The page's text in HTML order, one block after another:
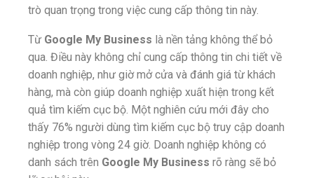
trò quan trọng trong việc cung cấp thông tin này.
Từ Google My Business là nền tảng không thể bỏ
qua. Điều này không chỉ cung cấp thông tin chi tiết về
doanh nghiệp, như giờ mở cửa và đánh giá từ khách
hàng, mà còn giúp doanh nghiệp xuất hiện trong kết
quả tìm kiếm cục bộ. Một nghiên cứu mới đây cho
thấy 76% người dùng tìm kiếm cục bộ truy cập doanh
nghiệp trong vòng 24 giờ. Doanh nghiệp không có
danh sách trên Google My Business rõ ràng sẽ bỏ